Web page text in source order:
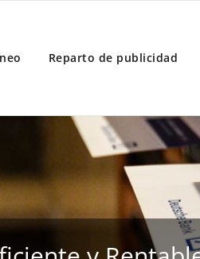
Reparto de publicidad